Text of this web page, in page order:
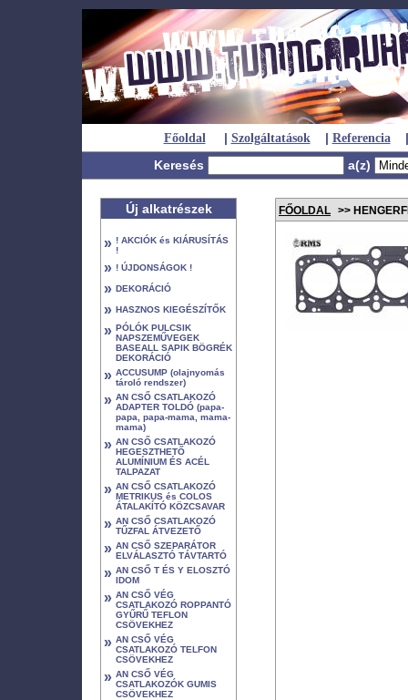
Főoldal | Szolgáltatások | Referencia
|
Keresés
a(z)
Új alkatrészek
» ! AKCIÓK és KIÁRUSÍTÁS
!
» ! ÚJDONSÁGOK !
» DEKORÁCIÓ
» HASZNOS KIEGÉSZÍTŐK
» PÓLÓK PULCSIK
NAPSZEMŰVEGEK
BASEALL SAPIK BÖGRÉK
DEKORÁCIÓ
» ACCUSUMP (olajnyomás
tároló rendszer)
» AN CSŐ CSATLAKOZÓ
ADAPTER TOLDÓ (papa-
papa, papa-mama, mama-
mama)
» AN CSŐ CSATLAKOZÓ
HEGESZTHETŐ
ALUMÍNIUM ÉS ACÉL
TALPAZAT
» AN CSŐ CSATLAKOZÓ
METRIKUS és COLOS
ÁTALAKÍTÓ KÖZCSAVAR
» AN CSŐ CSATLAKOZÓ
TŰZFAL ÁTVEZETŐ
» AN CSŐ SZEPARÁTOR
ELVÁLASZTÓ TÁVTARTÓ
» AN CSŐ T ÉS Y ELOSZTÓ
IDOM
» AN CSŐ VÉG
CSATLAKOZÓ ROPPANTÓ
GYŰRŰ TEFLON
CSÖVEKHEZ
» AN CSŐ VÉG
CSATLAKOZÓ TELFON
CSÖVEKHEZ
» AN CSŐ VÉG
CSATLAKOZÓK GUMIS
CSÖVEKHEZ
FŐOLDAL >>